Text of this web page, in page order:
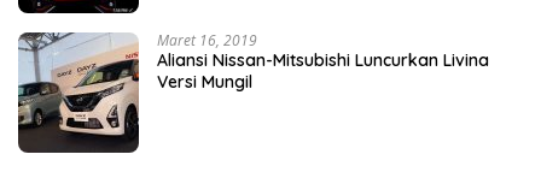
Maret 16, 2019
Aliansi Nissan-Mitsubishi Luncurkan Livina
Versi Mungil